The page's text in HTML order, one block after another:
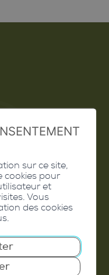
sur ce site,
cookies pour
et
Vous
des cookies